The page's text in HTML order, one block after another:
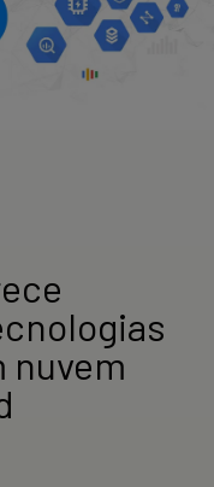
nuvem